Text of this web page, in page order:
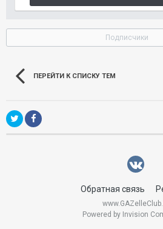
Подписчики
ПЕРЕЙТИ К СПИСКУ ТЕМ
Обратная связь
Powered by Invision